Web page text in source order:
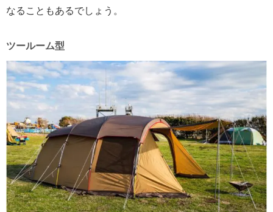
なることもあるでしょう。
ツールーム型